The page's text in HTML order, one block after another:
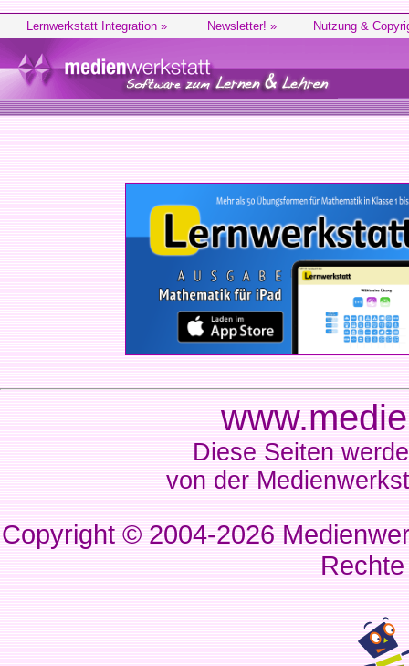
Lernwerkstatt Integration » Newsletter! » Nutzung &
Diese Seiten
von der
Copyright © 2004-2026